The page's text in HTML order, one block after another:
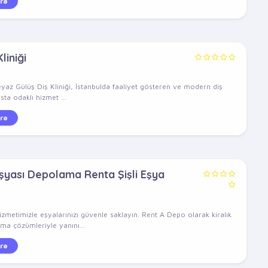
Gülüş Diş Kliniği, İstanbulda faaliyet gösteren ve modern diş
odaklı hizmet ...
Depolama Renta Şişli Eşya
eşyalarınızı güvenle saklayın. Rent A Depo olarak kiralık
çözümleriyle yanını...